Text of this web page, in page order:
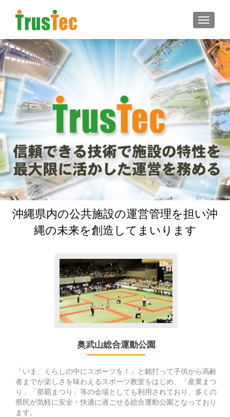
ナビゲ
沖縄県内の公共施設の運営管理を担い沖
縄の未来を創造してまいります
Go
to
奥
武
山
総
運
動
園
奥武山総合運動公園
「いま、くらしの中にスポーツを！」と銘打って子供から高齢
者までが楽しさを味わえるスポーツ教室をはじめ、「産業まつ
り」「那覇まつり」等の会場としても利用されており、多くの
県民が気軽に安全・快適に過ごせる総合運動公園となっており
ます。